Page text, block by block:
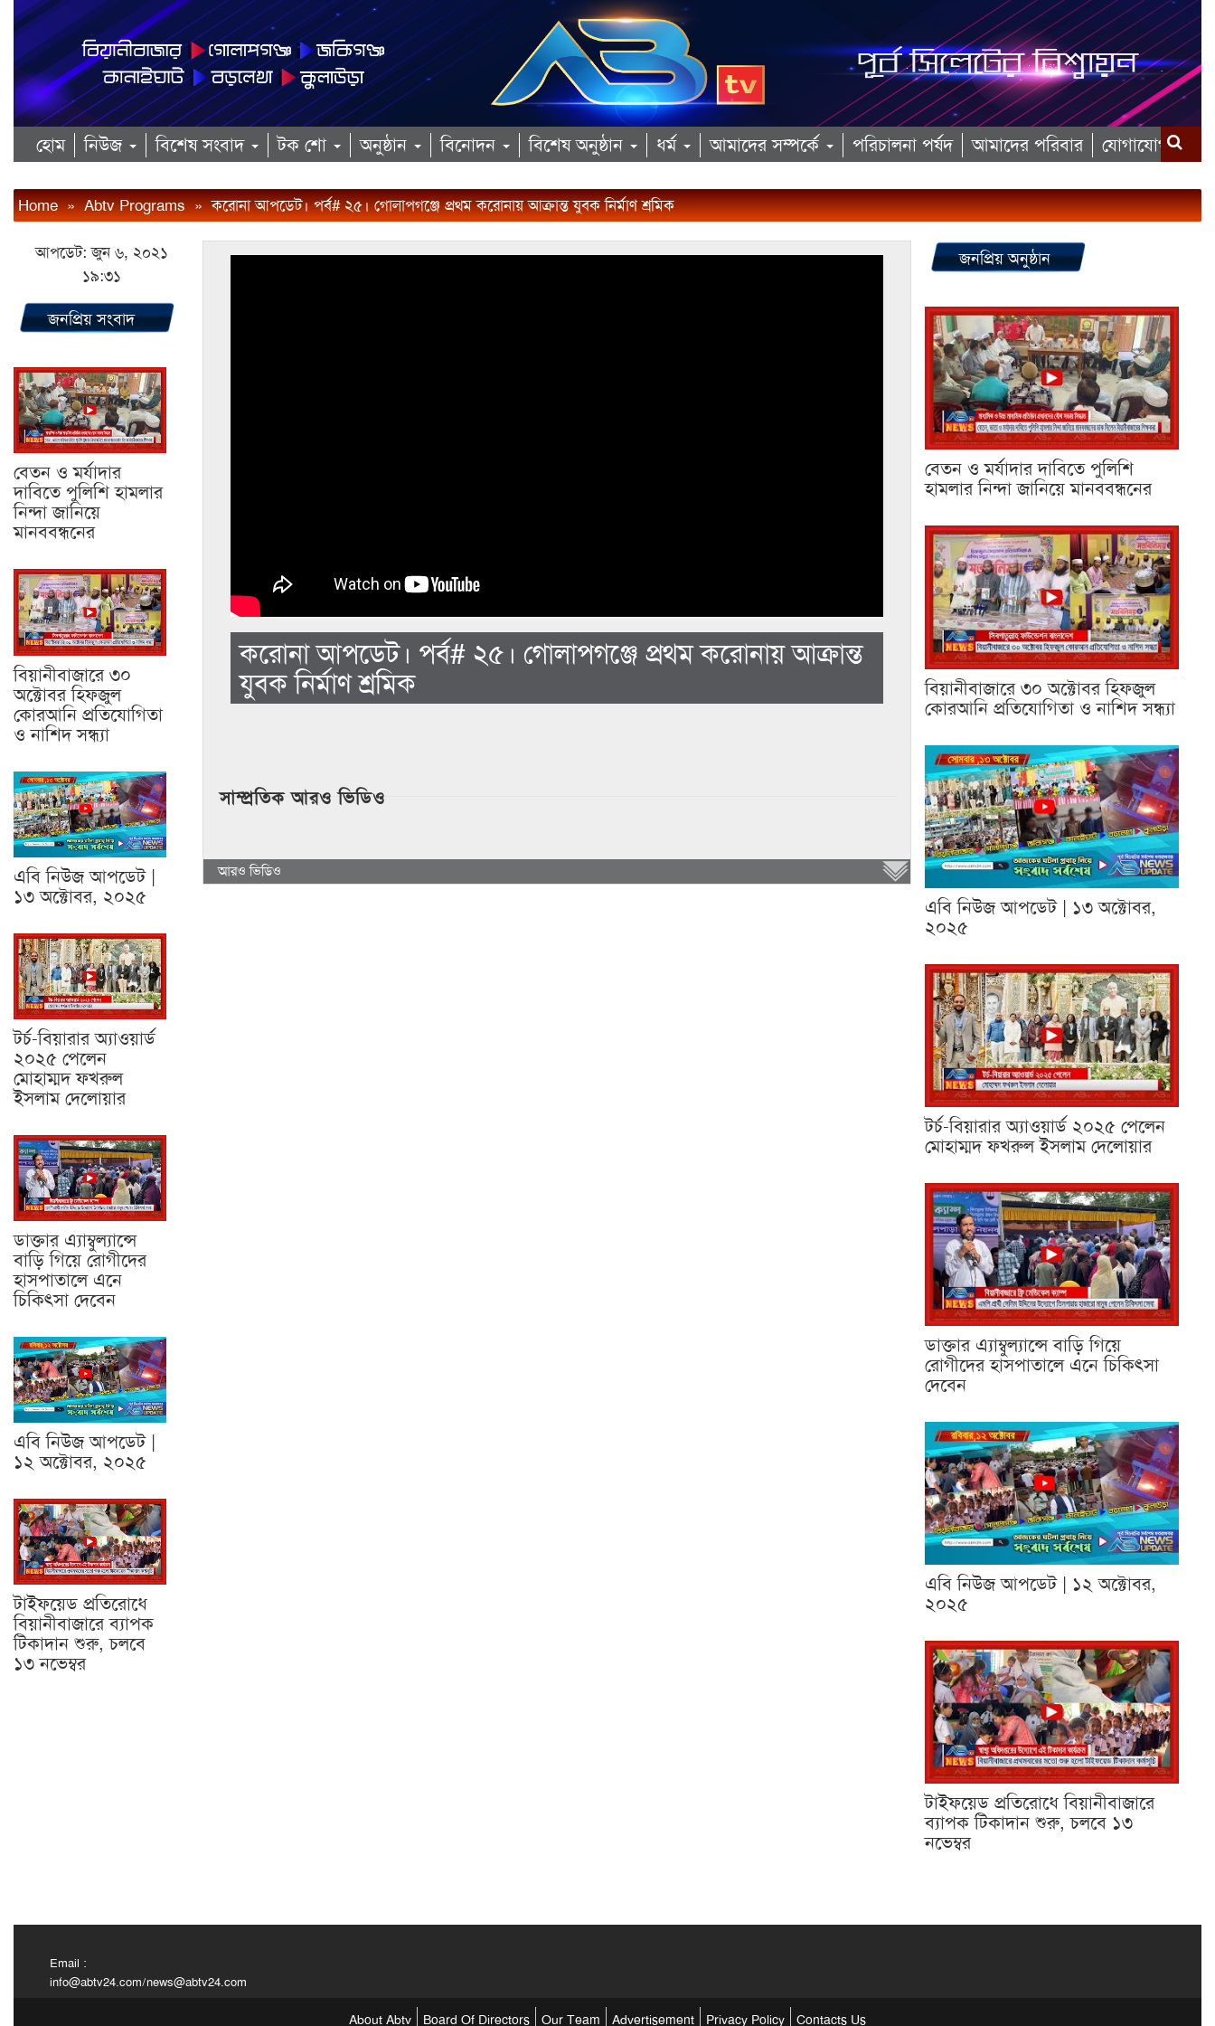
হোম নিউজ বিশেষ সংবাদ টক শো অনুষ্ঠান বিনোদন বিশেষ অনুষ্ঠান ধর্ম আমাদের সম্পর্কে পরিচালনা পর্ষদ আমাদের পরিবার যোগাযোগ
Home » Abtv Programs » করোনা আপডেট। পর্ব# ২৫। গোলাপগঞ্জে প্রথম করোনায় আক্রান্ত যুবক নির্মাণ শ্রমিক
আপডেট: জুন ৬, ২০২১
১৯:৩১
জনপ্রিয় সংবাদ
বেতন ও মর্যাদার
দাবিতে পুলিশি হামলার
নিন্দা জানিয়ে
মানববন্ধনের
বিয়ানীবাজারে ৩০
অক্টোবর হিফজুল
কোরআনি প্রতিযোগিতা
ও নাশিদ সন্ধ্যা
এবি নিউজ আপডেট |
১৩ অক্টোবর, ২০২৫
টর্চ-বিয়ারার অ্যাওয়ার্ড
২০২৫ পেলেন
মোহাম্মদ ফখরুল
ইসলাম দেলোয়ার
ডাক্তার এ্যাম্বুল্যান্সে
বাড়ি গিয়ে রোগীদের
হাসপাতালে এনে
চিকিৎসা দেবেন
এবি নিউজ আপডেট |
১২ অক্টোবর, ২০২৫
টাইফয়েড প্রতিরোধে
বিয়ানীবাজারে ব্যাপক
টিকাদান শুরু, চলবে
১৩ নভেম্বর
করোনা আপডেট। পর্ব# ২৫। গোলাপগঞ্জে প্রথম করোনায় আক্রান্ত
যুবক নির্মাণ শ্রমিক
সাম্প্রতিক আরও ভিডিও
আরও ভিডিও
জনপ্রিয় অনুষ্ঠান
বেতন ও মর্যাদার দাবিতে পুলিশি
হামলার নিন্দা জানিয়ে মানববন্ধনের
বিয়ানীবাজারে ৩০ অক্টোবর হিফজুল
কোরআনি প্রতিযোগিতা ও নাশিদ সন্ধ্যা
এবি নিউজ আপডেট | ১৩ অক্টোবর,
২০২৫
টর্চ-বিয়ারার অ্যাওয়ার্ড ২০২৫ পেলেন
মোহাম্মদ ফখরুল ইসলাম দেলোয়ার
ডাক্তার এ্যাম্বুল্যান্সে বাড়ি গিয়ে
রোগীদের হাসপাতালে এনে চিকিৎসা
দেবেন
এবি নিউজ আপডেট | ১২ অক্টোবর,
২০২৫
টাইফয়েড প্রতিরোধে বিয়ানীবাজারে
ব্যাপক টিকাদান শুরু, চলবে ১৩
নভেম্বর
Email :
info@abtv24.com/news@abtv24.com
About Abtv Board Of Directors Our Team Advertisement Privacy Policy Contacts Us